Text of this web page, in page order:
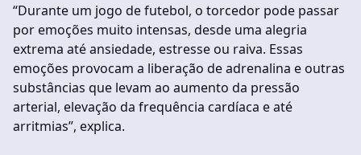
“Durante um jogo de futebol, o torcedor pode passar
por emoções muito intensas, desde uma alegria
extrema até ansiedade, estresse ou raiva. Essas
emoções provocam a liberação de adrenalina e outras
substâncias que levam ao aumento da pressão
arterial, elevação da frequência cardíaca e até
arritmias”, explica.